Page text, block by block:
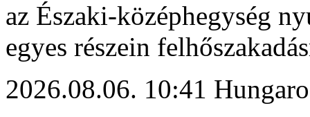
az Északi-középhegység
egyes részein
2026.08.06. 10:41